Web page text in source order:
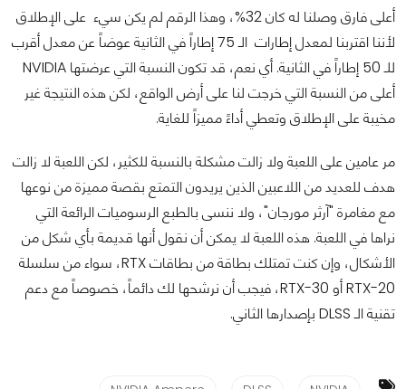
أعلى فارق وصلنا له كان 32%، وهذا الرقم لم يكن سيء على الإطلاق
لأننا اقتربنا لمعدل إطارات الـ 75 إطاراً في الثانية عوضاً عن معدل أقرب
للـ 50 إطاراً في الثانية. أي نعم، قد تكون النسبة التي عرضتها NVIDIA
أعلى من النسبة التي خرجت لنا على أرض الواقع، لكن هذه النتيجة غير
مخيبة على الإطلاق وتعطي أداءً مميزاً للغاية.
مر عامين على اللعبة ولا زالت مشكلة بالنسبة للكثير، لكن اللعبة لا زالت
هدف للعديد من اللاعبين الذين يريدون التمتع بقصة مميزة من نوعها
مع مغامرة "آرثر مورجان"، ولا ننسى بالطبع الرسوميات الرائعة التي
نراها في اللعبة. هذه اللعبة لا يمكن أن نقول أنها قديمة بأي شكل من
الأشكال، وإن كنت تمتلك بطاقة من بطاقات RTX، سواء من سلسلة
RTX-20 أو RTX-30، فيجب أن نرشحها لك دائماً، خصوصاً مع دعم
تقنية الـ DLSS بإصدارها الثاني.